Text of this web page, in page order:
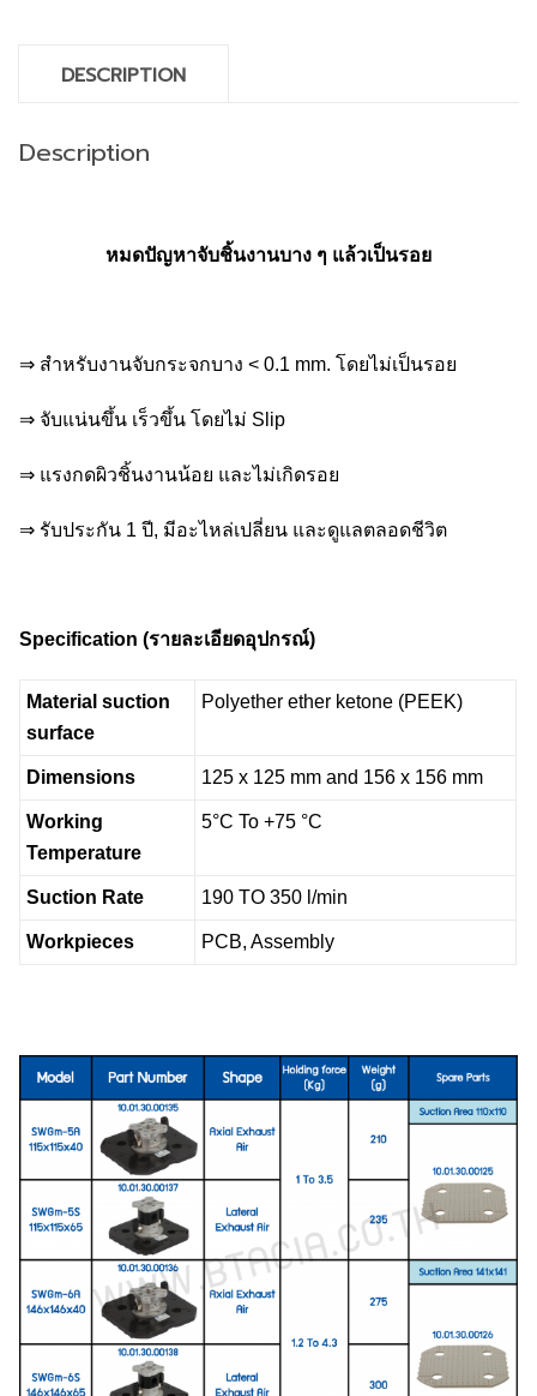
DESCRIPTION
Description
หมดปัญหาจับชิ้นงานบาง ๆ แล้วเป็นรอย
⇒ สำหรับงานจับกระจกบาง < 0.1 mm. โดยไม่เป็นรอย
⇒ จับแน่นขึ้น เร็วขึ้น โดยไม่ Slip
⇒ แรงกดผิวชิ้นงานน้อย และไม่เกิดรอย
⇒ รับประกัน 1 ปี, มีอะไหล่เปลี่ยน และดูแลตลอดชีวิต
Specification (รายละเอียดอุปกรณ์)
Material suction
surface
Polyether ether ketone (PEEK)
Dimensions 125 x 125 mm and 156 x 156 mm
Working
Temperature
5°C To +75 °C
Suction Rate 190 TO 350 l/min
Workpieces PCB, Assembly